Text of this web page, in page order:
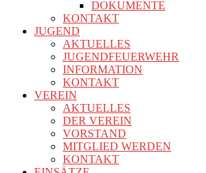
DOKUMENTE
KONTAKT
JUGEND
AKTUELLES
JUGENDFEUERWEHR
INFORMATION
KONTAKT
VEREIN
AKTUELLES
DER VEREIN
VORSTAND
MITGLIED WERDEN
KONTAKT